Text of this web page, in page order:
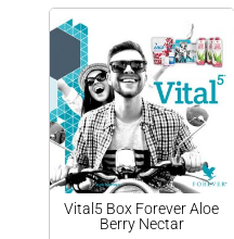
Vital5 Box Forever Aloe
Berry Nectar